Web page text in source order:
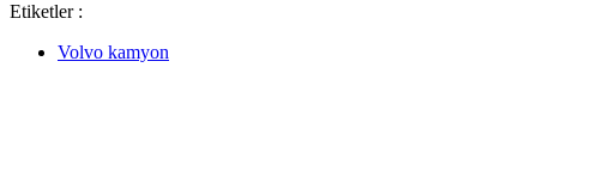
Etiketler :
Volvo kamyon